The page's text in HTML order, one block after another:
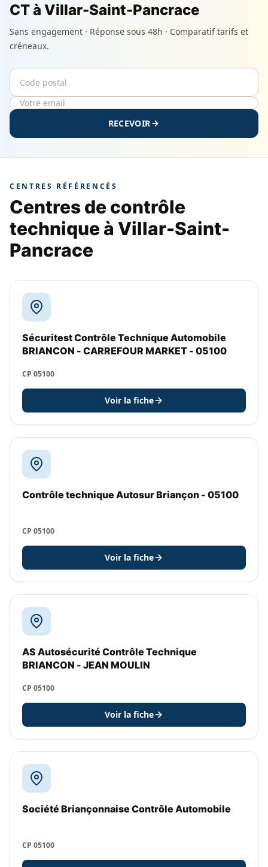
CT à Villar-Saint-Pancrace
Sans engagement · Réponse sous 48h · Comparatif tarifs et
créneaux.
Code postal
Email
RECEVOIR
CENTRES RÉFÉRENCÉS
Centres de contrôle
technique à Villar-Saint-
Pancrace
Sécuritest Contrôle Technique Automobile
BRIANCON - CARREFOUR MARKET - 05100
CP 05100
Voir la fiche
Contrôle technique Autosur Briançon - 05100
CP 05100
Voir la fiche
AS Autosécurité Contrôle Technique
BRIANCON - JEAN MOULIN
CP 05100
Voir la fiche
Société Briançonnaise Contrôle Automobile
CP 05100